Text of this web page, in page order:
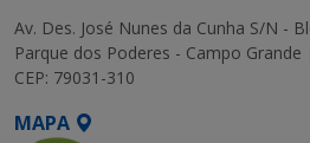
Av. Des. José Nunes da Cunha S/N -
Parque dos Poderes - Campo Grande
CEP: 79031-310
MAPA